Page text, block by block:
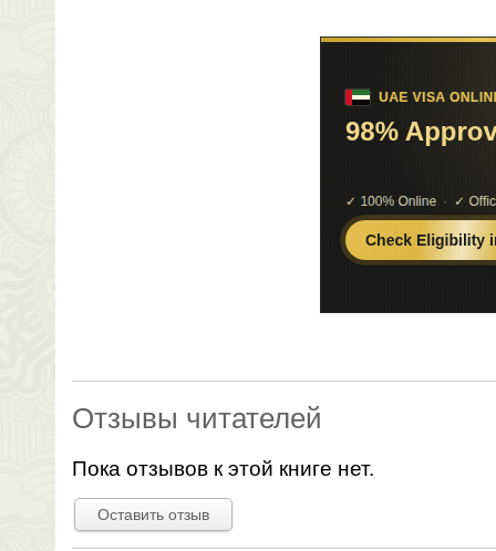
Отзывы читателей
Пока отзывов к этой книге нет.
Оставить отзыв